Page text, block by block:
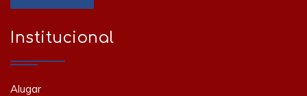
Institucional
Alugar